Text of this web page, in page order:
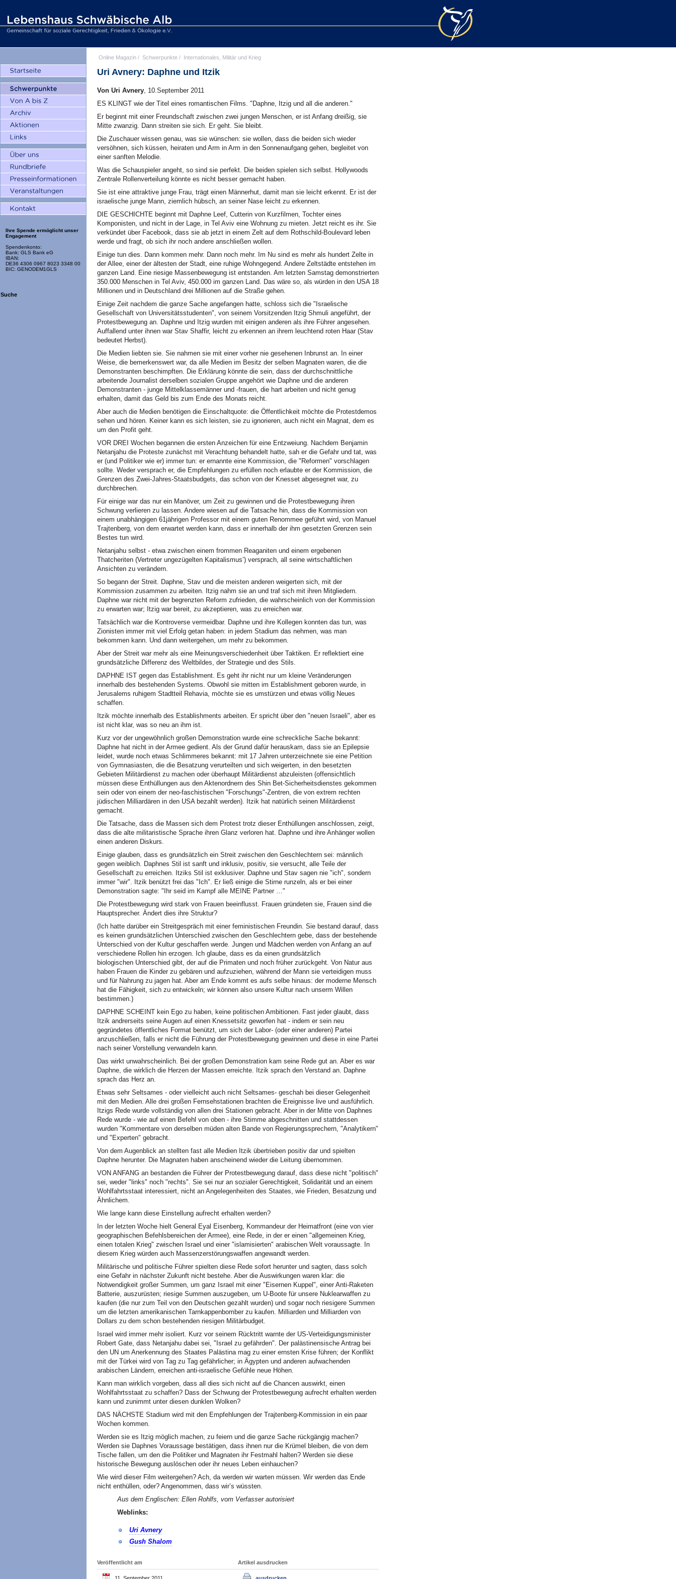
Ihre Spende ermöglicht unser
Engagement
Spendenkonto:
Bank: GLS Bank eG
IBAN:
DE36 4306 0967 8023 3348 00
BIC: GENODEM1GLS
Suche
Online Magazin / Schwerpunkte / Internationales, Militär und Krieg
Uri Avnery: Daphne und Itzik
Von Uri Avnery, 10.September 2011
ES KLINGT wie der Titel eines romantischen Films. "Daphne, Itzig und all die anderen."
Er beginnt mit einer Freundschaft zwischen zwei jungen Menschen, er ist Anfang dreißig, sie
Mitte zwanzig. Dann streiten sie sich. Er geht. Sie bleibt.
Die Zuschauer wissen genau, was sie wünschen: sie wollen, dass die beiden sich wieder
versöhnen, sich küssen, heiraten und Arm in Arm in den Sonnenaufgang gehen, begleitet von
einer sanften Melodie.
Was die Schauspieler angeht, so sind sie perfekt. Die beiden spielen sich selbst. Hollywoods
Zentrale Rollenverteilung könnte es nicht besser gemacht haben.
Sie ist eine attraktive junge Frau, trägt einen Männerhut, damit man sie leicht erkennt. Er ist der
israelische junge Mann, ziemlich hübsch, an seiner Nase leicht zu erkennen.
DIE GESCHICHTE beginnt mit Daphne Leef, Cutterin von Kurzfilmen, Tochter eines
Komponisten, und nicht in der Lage, in Tel Aviv eine Wohnung zu mieten. Jetzt reicht es ihr. Sie
verkündet über Facebook, dass sie ab jetzt in einem Zelt auf dem Rothschild-Boulevard leben
werde und fragt, ob sich ihr noch andere anschließen wollen.
Einige tun dies. Dann kommen mehr. Dann noch mehr. Im Nu sind es mehr als hundert Zelte in
der Allee, einer der ältesten der Stadt, eine ruhige Wohngegend. Andere Zeltstädte entstehen im
ganzen Land. Eine riesige Massenbewegung ist entstanden. Am letzten Samstag demonstrierten
350.000 Menschen in Tel Aviv, 450.000 im ganzen Land. Das wäre so, als würden in den USA 18
Millionen und in Deutschland drei Millionen auf die Straße gehen.
Einige Zeit nachdem die ganze Sache angefangen hatte, schloss sich die "Israelische
Gesellschaft von Universitätsstudenten", von seinem Vorsitzenden Itzig Shmuli angeführt, der
Protestbewegung an. Daphne und Itzig wurden mit einigen anderen als ihre Führer angesehen.
Auffallend unter ihnen war Stav Shaffir, leicht zu erkennen an ihrem leuchtend roten Haar (Stav
bedeutet Herbst).
Die Medien liebten sie. Sie nahmen sie mit einer vorher nie gesehenen Inbrunst an. In einer
Weise, die bemerkenswert war, da alle Medien im Besitz der selben Magnaten waren, die die
Demonstranten beschimpften. Die Erklärung könnte die sein, dass der durchschnittliche
arbeitende Journalist derselben sozialen Gruppe angehört wie Daphne und die anderen
Demonstranten - junge Mittelklassemänner und -frauen, die hart arbeiten und nicht genug
erhalten, damit das Geld bis zum Ende des Monats reicht.
Aber auch die Medien benötigen die Einschaltquote: die Öffentlichkeit möchte die Protestdemos
sehen und hören. Keiner kann es sich leisten, sie zu ignorieren, auch nicht ein Magnat, dem es
um den Profit geht.
VOR DREI Wochen begannen die ersten Anzeichen für eine Entzweiung. Nachdem Benjamin
Netanjahu die Proteste zunächst mit Verachtung behandelt hatte, sah er die Gefahr und tat, was
er (und Politiker wie er) immer tun: er ernannte eine Kommission, die "Reformen" vorschlagen
sollte. Weder versprach er, die Empfehlungen zu erfüllen noch erlaubte er der Kommission, die
Grenzen des Zwei-Jahres-Staatsbudgets, das schon von der Knesset abgesegnet war, zu
durchbrechen.
Für einige war das nur ein Manöver, um Zeit zu gewinnen und die Protestbewegung ihren
Schwung verlieren zu lassen. Andere wiesen auf die Tatsache hin, dass die Kommission von
einem unabhängigen 61jährigen Professor mit einem guten Renommee geführt wird, von Manuel
Trajtenberg, von dem erwartet werden kann, dass er innerhalb der ihm gesetzten Grenzen sein
Bestes tun wird.
Netanjahu selbst - etwa zwischen einem frommen Reaganiten und einem ergebenen
Thatcheriten (Vertreter ungezügelten Kapitalismus’) versprach, all seine wirtschaftlichen
Ansichten zu verändern.
So begann der Streit. Daphne, Stav und die meisten anderen weigerten sich, mit der
Kommission zusammen zu arbeiten. Itzig nahm sie an und traf sich mit ihren Mitgliedern.
Daphne war nicht mit der begrenzten Reform zufrieden, die wahrscheinlich von der Kommission
zu erwarten war; Itzig war bereit, zu akzeptieren, was zu erreichen war.
Tatsächlich war die Kontroverse vermeidbar. Daphne und ihre Kollegen konnten das tun, was
Zionisten immer mit viel Erfolg getan haben: in jedem Stadium das nehmen, was man
bekommen kann. Und dann weitergehen, um mehr zu bekommen.
Aber der Streit war mehr als eine Meinungsverschiedenheit über Taktiken. Er reflektiert eine
grundsätzliche Differenz des Weltbildes, der Strategie und des Stils.
DAPHNE IST gegen das Establishment. Es geht ihr nicht nur um kleine Veränderungen
innerhalb des bestehenden Systems. Obwohl sie mitten im Establishment geboren wurde, in
Jerusalems ruhigem Stadtteil Rehavia, möchte sie es umstürzen und etwas völlig Neues
schaffen.
Itzik möchte innerhalb des Establishments arbeiten. Er spricht über den "neuen Israeli", aber es
ist nicht klar, was so neu an ihm ist.
Kurz vor der ungewöhnlich großen Demonstration wurde eine schreckliche Sache bekannt:
Daphne hat nicht in der Armee gedient. Als der Grund dafür herauskam, dass sie an Epilepsie
leidet, wurde noch etwas Schlimmeres bekannt: mit 17 Jahren unterzeichnete sie eine Petition
von Gymnasiasten, die die Besatzung verurteilten und sich weigerten, in den besetzten
Gebieten Militärdienst zu machen oder überhaupt Militärdienst abzuleisten (offensichtlich
müssen diese Enthüllungen aus den Aktenordnern des Shin Bet-Sicherheitsdienstes gekommen
sein oder von einem der neo-faschistischen "Forschungs"-Zentren, die von extrem rechten
jüdischen Milliardären in den USA bezahlt werden). Itzik hat natürlich seinen Militärdienst
gemacht.
Die Tatsache, dass die Massen sich dem Protest trotz dieser Enthüllungen anschlossen, zeigt,
dass die alte militaristische Sprache ihren Glanz verloren hat. Daphne und ihre Anhänger wollen
einen anderen Diskurs.
Einige glauben, dass es grundsätzlich ein Streit zwischen den Geschlechtern sei: männlich
gegen weiblich. Daphnes Stil ist sanft und inklusiv, positiv, sie versucht, alle Teile der
Gesellschaft zu erreichen. Itziks Stil ist exklusiver. Daphne und Stav sagen nie "ich", sondern
immer "wir". Itzik benützt frei das "Ich". Er ließ einige die Stirne runzeln, als er bei einer
Demonstration sagte: "Ihr seid im Kampf alle MEINE Partner …"
Die Protestbewegung wird stark von Frauen beeinflusst. Frauen gründeten sie, Frauen sind die
Hauptsprecher. Ändert dies ihre Struktur?
(Ich hatte darüber ein Streitgespräch mit einer feministischen Freundin. Sie bestand darauf, dass
es keinen grundsätzlichen Unterschied zwischen den Geschlechtern gebe, dass der bestehende
Unterschied von der Kultur geschaffen werde. Jungen und Mädchen werden von Anfang an auf
verschiedene Rollen hin erzogen. Ich glaube, dass es da einen grundsätzlich
biologischen Unterschied gibt, der auf die Primaten und noch früher zurückgeht. Von Natur aus
haben Frauen die Kinder zu gebären und aufzuziehen, während der Mann sie verteidigen muss
und für Nahrung zu jagen hat. Aber am Ende kommt es aufs selbe hinaus: der moderne Mensch
hat die Fähigkeit, sich zu entwickeln; wir können also unsere Kultur nach unserm Willen
bestimmen.)
DAPHNE SCHEINT kein Ego zu haben, keine politischen Ambitionen. Fast jeder glaubt, dass
Itzik andrerseits seine Augen auf einen Knessetsitz geworfen hat - indem er sein neu
gegründetes öffentliches Format benützt, um sich der Labor- (oder einer anderen) Partei
anzuschließen, falls er nicht die Führung der Protestbewegung gewinnen und diese in eine Partei
nach seiner Vorstellung verwandeln kann.
Das wirkt unwahrscheinlich. Bei der großen Demonstration kam seine Rede gut an. Aber es war
Daphne, die wirklich die Herzen der Massen erreichte. Itzik sprach den Verstand an. Daphne
sprach das Herz an.
Etwas sehr Seltsames - oder vielleicht auch nicht Seltsames- geschah bei dieser Gelegenheit
mit den Medien. Alle drei großen Fernsehstationen brachten die Ereignisse live und ausführlich.
Itzigs Rede wurde vollständig von allen drei Stationen gebracht. Aber in der Mitte von Daphnes
Rede wurde - wie auf einen Befehl von oben - ihre Stimme abgeschnitten und stattdessen
wurden "Kommentare von derselben müden alten Bande von Regierungssprechern, "Analytikern"
und "Experten" gebracht.
Von dem Augenblick an stellten fast alle Medien Itzik übertrieben positiv dar und spielten
Daphne herunter. Die Magnaten haben anscheinend wieder die Leitung übernommen.
VON ANFANG an bestanden die Führer der Protestbewegung darauf, dass diese nicht "politisch"
sei, weder "links" noch "rechts". Sie sei nur an sozialer Gerechtigkeit, Solidarität und an einem
Wohlfahrtsstaat interessiert, nicht an Angelegenheiten des Staates, wie Frieden, Besatzung und
Ähnlichem.
Wie lange kann diese Einstellung aufrecht erhalten werden?
In der letzten Woche hielt General Eyal Eisenberg, Kommandeur der Heimatfront (eine von vier
geographischen Befehlsbereichen der Armee), eine Rede, in der er einen "allgemeinen Krieg,
einen totalen Krieg" zwischen Israel und einer "islamisierten" arabischen Welt voraussagte. In
diesem Krieg würden auch Massenzerstörungswaffen angewandt werden.
Militärische und politische Führer spielten diese Rede sofort herunter und sagten, dass solch
eine Gefahr in nächster Zukunft nicht bestehe. Aber die Auswirkungen waren klar: die
Notwendigkeit großer Summen, um ganz Israel mit einer "Eisernen Kuppel", einer Anti-Raketen
Batterie, auszurüsten; riesige Summen auszugeben, um U-Boote für unsere Nuklearwaffen zu
kaufen (die nur zum Teil von den Deutschen gezahlt wurden) und sogar noch riesigere Summen
um die letzten amerikanischen Tarnkappenbomber zu kaufen. Milliarden und Milliarden von
Dollars zu dem schon bestehenden riesigen Militärbudget.
Israel wird immer mehr isoliert. Kurz vor seinem Rücktritt warnte der US-Verteidigungsminister
Robert Gate, dass Netanjahu dabei sei, "Israel zu gefährden". Der palästinensische Antrag bei
den UN um Anerkennung des Staates Palästina mag zu einer ernsten Krise führen; der Konflikt
mit der Türkei wird von Tag zu Tag gefährlicher; in Ägypten und anderen aufwachenden
arabischen Ländern, erreichen anti-israelische Gefühle neue Höhen.
Kann man wirklich vorgeben, dass all dies sich nicht auf die Chancen auswirkt, einen
Wohlfahrtsstaat zu schaffen? Dass der Schwung der Protestbewegung aufrecht erhalten werden
kann und zunimmt unter diesen dunklen Wolken?
DAS NÄCHSTE Stadium wird mit den Empfehlungen der Trajtenberg-Kommission in ein paar
Wochen kommen.
Werden sie es Itzig möglich machen, zu feiern und die ganze Sache rückgängig machen?
Werden sie Daphnes Voraussage bestätigen, dass ihnen nur die Krümel bleiben, die von dem
Tische fallen, um den die Politiker und Magnaten ihr Festmahl halten? Werden sie diese
historische Bewegung auslöschen oder ihr neues Leben einhauchen?
Wie wird dieser Film weitergehen? Ach, da werden wir warten müssen. Wir werden das Ende
nicht enthüllen, oder? Angenommen, dass wir’s wüssten.
Aus dem Englischen: Ellen Rohlfs, vom Verfasser autorisiert
Weblinks:
Uri Avnery
Gush Shalom
Veröffentlicht am Artikel ausdrucken